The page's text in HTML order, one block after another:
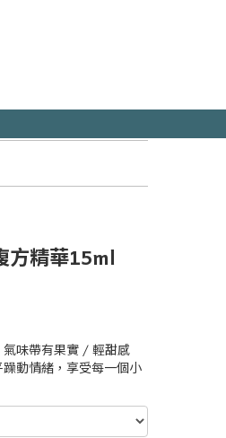
方精華15ml
味帶有果實 / 輕甜感
動情緒，享受每一個小